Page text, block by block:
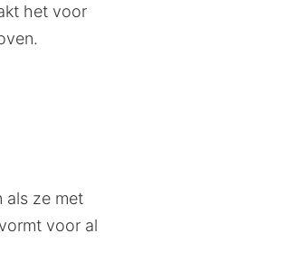
het voor
als ze met
voor al